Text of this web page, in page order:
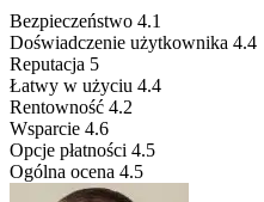
Bezpieczeństwo 4.1
Doświadczenie użytkownika 4.4
Reputacja 5
Łatwy w użyciu 4.4
Rentowność 4.2
Wsparcie 4.6
Opcje płatności 4.5
Ogólna ocena 4.5